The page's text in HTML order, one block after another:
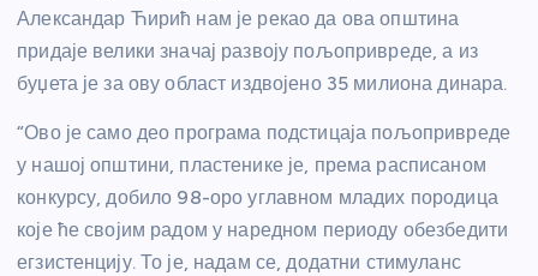
Александар Ћирић нам је рекао да ова општина
придаје велики значај развоју пољопривреде, а из
буџета је за ову област издвојено 35 милиона динара.
“Ово је само део програма подстицаја пољопривреде
у нашој општини, пластенике је, према расписаном
конкурсу, добило 98-оро углавном младих породица
које ће својим радом у наредном периоду обезбедити
егзистенцију. То је, надам се, додатни стимуланс